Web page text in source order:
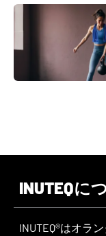
INUTEQに
INUTEQ®はオラ